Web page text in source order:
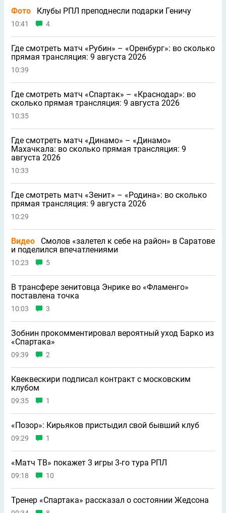
Фото Клубы РПЛ преподнесли подарки Геничу
10:41 4
Где смотреть матч «Рубин» – «Оренбург»: во сколько
прямая трансляция: 9 августа 2026
10:39
Где смотреть матч «Спартак» – «Краснодар»: во
сколько прямая трансляция: 9 августа 2026
10:35
Где смотреть матч «Динамо» – «Динамо»
Махачкала: во сколько прямая трансляция: 9
августа 2026
10:33
Где смотреть матч «Зенит» – «Родина»: во сколько
прямая трансляция: 9 августа 2026
10:29
Видео
Смолов «залетел к себе на район» в Саратове
и поделился впечатлениями
10:23 5
В трансфере зенитовца Энрике во «Фламенго»
поставлена точка
10:03 3
Зобнин прокомментировал вероятный уход Барко из
«Спартака»
09:39 2
Квеквескири подписал контракт с московским
клубом
09:35 1
«Позор»: Кирьяков пристыдил свой бывший клуб
09:29 1
«Матч ТВ» покажет 3 игры 3-го тура РПЛ
09:18 10
Тренер «Спартака» рассказал о состоянии Жедсона